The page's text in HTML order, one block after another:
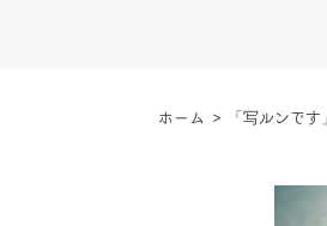
ホーム > 「写ルンで